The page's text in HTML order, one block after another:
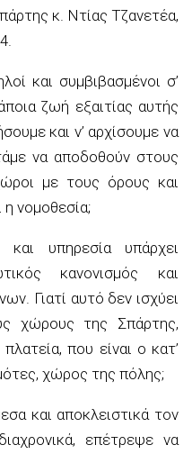
κ. Ντίας Τζανετέα,
και συμβιβασμένοι σ’
ζωή εξαιτίας αυτής
και ν’ αρχίσουμε να
να αποδοθούν στους
με τους όρους και
νομοθεσία;
υπηρεσία υπάρχει
κανονισμός και
Γιατί αυτό δεν ισχύει
χώρους της Σπάρτης,
που είναι ο κατ’
χώρος της πόλης;
και αποκλειστικά τον
επέτρεψε να